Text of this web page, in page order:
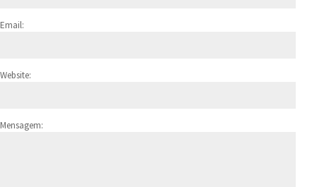
Email:
Website:
Mensagem: